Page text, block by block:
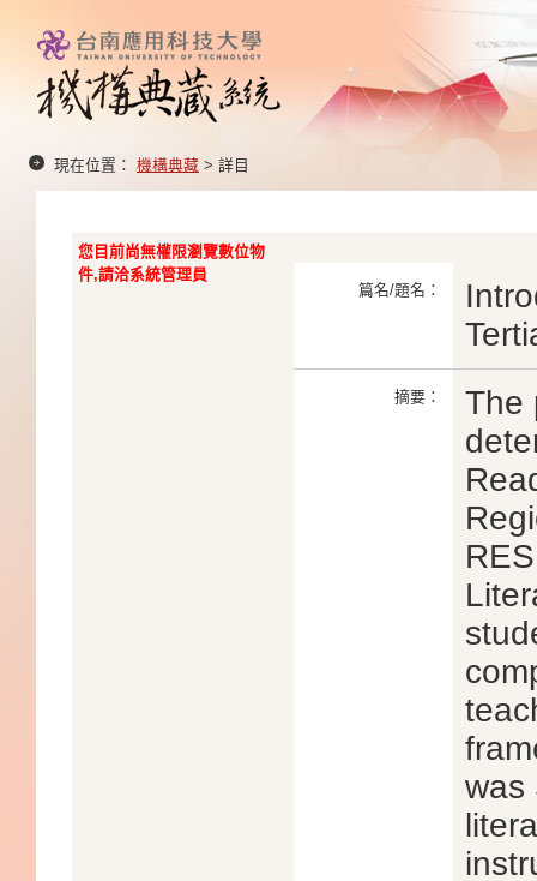
現在位置： 機構典藏 > 詳目
您目前尚無權限瀏覽數位物
件,請洽系統管理員
篇名/題名：
摘要：
The
was